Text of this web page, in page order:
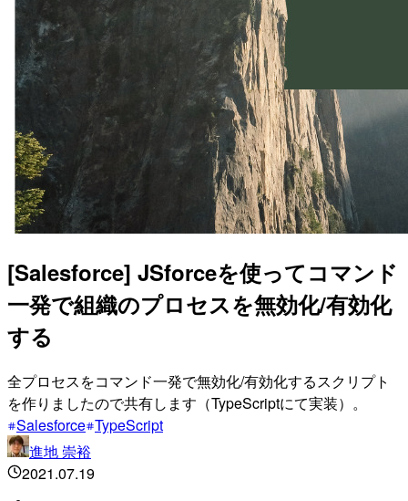
[Salesforce] JSforceを使ってコマンド
一発で組織のプロセスを無効化/有効化
する
全プロセスをコマンド一発で無効化/有効化するスクリプト
を作りましたので共有します（TypeScriptにて実装）。
Salesforce TypeScript
進地 崇裕
2021.07.19